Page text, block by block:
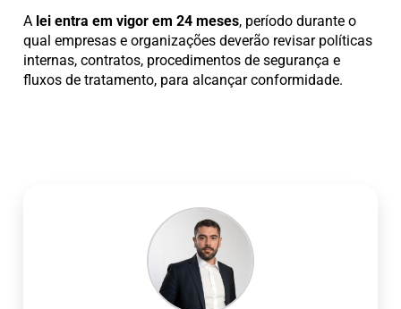
A lei entra em vigor em 24 meses, período durante o
qual empresas e organizações deverão revisar políticas
internas, contratos, procedimentos de segurança e
fluxos de tratamento, para alcançar conformidade.